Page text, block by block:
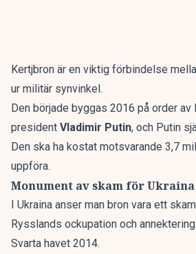
Kertjbron är en viktig förbindelse
ur militär synvinkel.
Den började byggas 2016 på order av
president Vladimir Putin, och Putin
Den ska ha kostat motsvarande 3,7
uppföra.
Monument av skam för Ukraina
I Ukraina anser man bron vara ett
Rysslands ockupation och
Svarta havet 2014.